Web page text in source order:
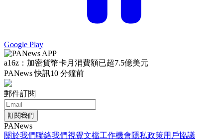
Google Play
a16z：加密貨幣卡月消費額已超7.5億美元
PANews 快訊10 分鐘前
郵件訂閱
訂閱我們
PANews
關於我們聯絡我們視覺文檔工作機會隱私政策用戶協議